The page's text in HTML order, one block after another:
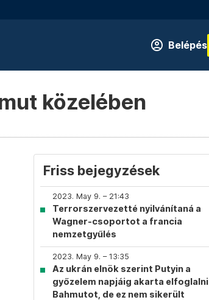
Belépés
közelében
Friss bejegyzések
2023. May 9. – 21:43
Terrorszervezetté nyilvánítaná a
Wagner-csoportot a francia
nemzetgyűlés
2023. May 9. – 13:35
Az ukrán elnök szerint Putyin a
győzelem napjáig akarta elfoglalni
Bahmutot, de ez nem sikerült